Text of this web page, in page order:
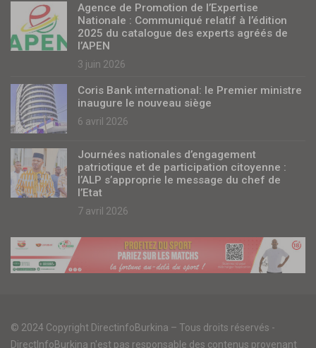
Agence de Promotion de l’Expertise
Nationale : Communiqué relatif à l’édition
2025 du catalogue des experts agréés de
l’APEN
3 juin 2026
Coris Bank international: le Premier ministre
inaugure le nouveau siège
6 avril 2026
Journées nationales d’engagement
patriotique et de participation citoyenne :
l’ALP s’approprie le message du chef de
l’Etat
7 avril 2026
© 2024 Copyright DirectinfoBurkina – Tous droits réservés -
DirectInfoBurkina n'est pas responsable des contenus provenant